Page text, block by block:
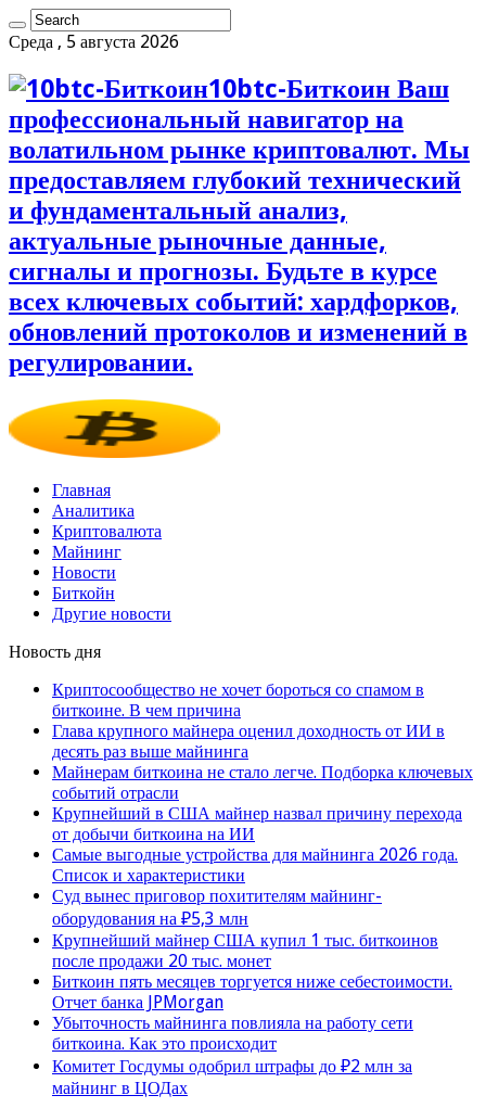
Среда , 5 августа 2026
10btc-Биткоин Ваш
профессиональный навигатор на
волатильном рынке криптовалют. Мы
предоставляем глубокий технический
и фундаментальный анализ,
актуальные рыночные данные,
сигналы и прогнозы. Будьте в курсе
всех ключевых событий: хардфорков,
обновлений протоколов и изменений в
регулировании.
Главная
Аналитика
Криптовалюта
Майнинг
Новости
Биткойн
Другие новости
Новость дня
Криптосообщество не хочет бороться со спамом в
биткоине. В чем причина
Глава крупного майнера оценил доходность от ИИ в
десять раз выше майнинга
Майнерам биткоина не стало легче. Подборка ключевых
событий отрасли
Крупнейший в США майнер назвал причину перехода
от добычи биткоина на ИИ
Самые выгодные устройства для майнинга 2026 года.
Список и характеристики
Суд вынес приговор похитителям майнинг-
оборудования на ₽5,3 млн
Крупнейший майнер США купил 1 тыс. биткоинов
после продажи 20 тыс. монет
Биткоин пять месяцев торгуется ниже себестоимости.
Отчет банка JPMorgan
Убыточность майнинга повлияла на работу сети
биткоина. Как это происходит
Комитет Госдумы одобрил штрафы до ₽2 млн за
майнинг в ЦОДах